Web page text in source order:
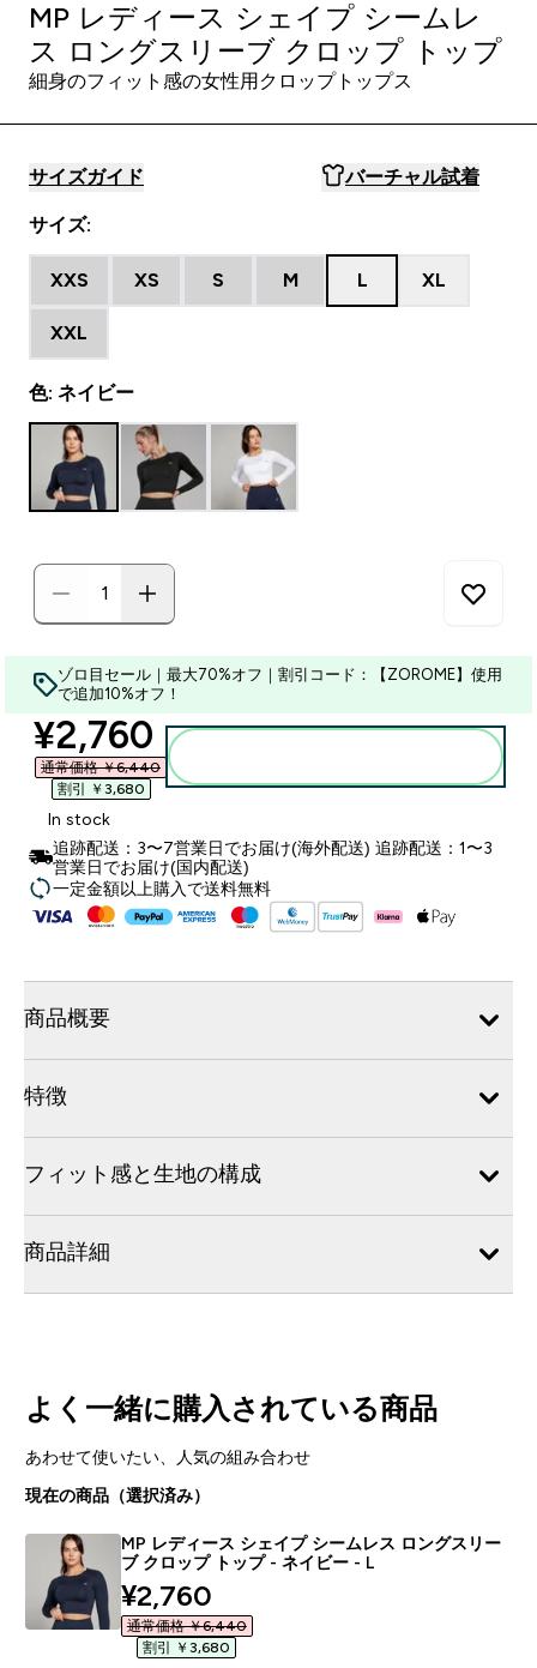
MP レディース シェイプ シームレ
ス ロングスリーブ クロップ トップ
細身のフィット感の女性用クロップトップス
サイズガイド バーチャル試着
サイズ:
XXS XS S M L XL
XXL
色: ネイビー
ゾロ目セール｜最大70%オフ｜割引コード：【ZOROME】使用
で追加10%オフ！
discounted price
¥2,760‎
通常価格 ￥6,440‎
割引 ￥3,680‎
In stock
追跡配送：3〜7営業日でお届け(海外配送) 追跡配送：1〜3
営業日でお届け(国内配送)
一定金額以上購入で送料無料
商品概要
特徴
フィット感と生地の構成
商品詳細
よく一緒に購入されている商品
あわせて使いたい、人気の組み合わせ
現在の商品（選択済み）
MP レディース シェイプ シームレス ロングスリー
ブ クロップ トップ - ネイビー - L
discounted price
¥2,760‎
通常価格 ￥6,440‎
割引 ￥3,680‎